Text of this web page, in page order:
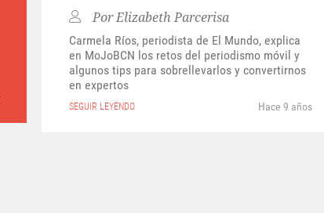
PorElizabeth Parcerisa
Carmela Ríos, periodista de El Mundo, explica
en MoJoBCN los retos del periodismo móvil y
algunos tips para sobrellevarlos y convertirnos
en expertos
SEGUIR LEYENDO Hace 9 años